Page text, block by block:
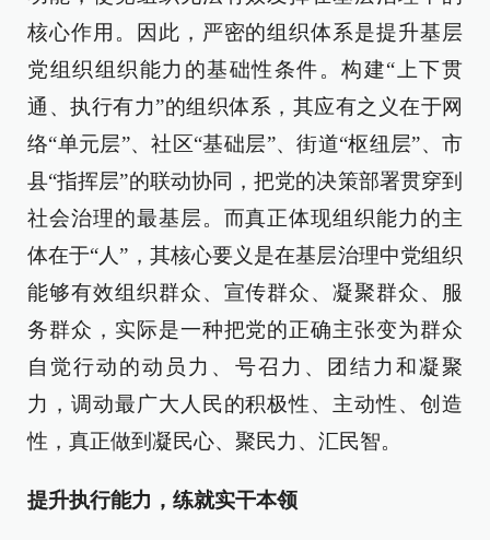
核心作用。因此，严密的组织体系是提升基层
党组织组织能力的基础性条件。构建“上下贯
通、执行有力”的组织体系，其应有之义在于网
络“单元层”、社区“基础层”、街道“枢纽层”、市
县“指挥层”的联动协同，把党的决策部署贯穿到
社会治理的最基层。而真正体现组织能力的主
体在于“人”，其核心要义是在基层治理中党组织
能够有效组织群众、宣传群众、凝聚群众、服
务群众，实际是一种把党的正确主张变为群众
自觉行动的动员力、号召力、团结力和凝聚
力，调动最广大人民的积极性、主动性、创造
性，真正做到凝民心、聚民力、汇民智。
提升执行能力，练就实干本领